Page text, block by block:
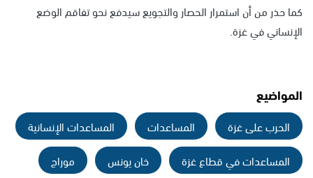
كما حذر من أن استمرار الحصار والتجويع سيدفع نحو تفاقم الوضع
الإنساني في غزة.
المواضيع
الحرب على غزة المساعدات
المساعدات الإنسانية
المساعدات في قطاع غزة
خان يونس موراج